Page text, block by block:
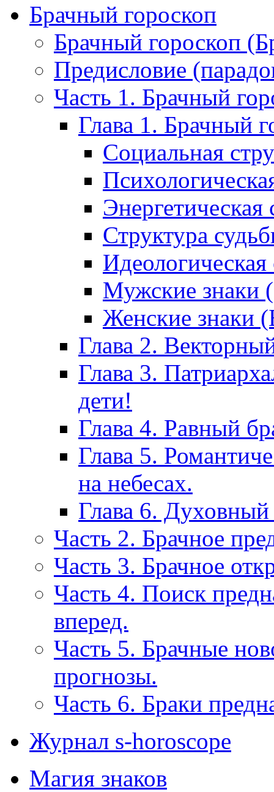
Брачный гороскоп
Брачный гороскоп
Предисловие
Часть 1. Брачный
Глава 1. Брачный
Социальная
Энергетическая
Структура
Идеологическая
Мужские знаки
Женские знаки
Глава 2.
Глава 3.
дети!
Глава 4. Равный
Глава 5.
на небесах.
Глава 6.
Часть 2. Брачное
Часть 3. Брачное
Часть 4. Поиск
вперед.
Часть 5. Брачные
прогнозы.
Часть 6. Браки
Журнал s-horoscope
Магия знаков